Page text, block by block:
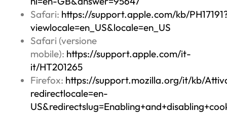
Safari: https://support.apple.com/kb/
viewlocale=en_US&locale=en_US
Safari (versione
mobile): https://support.apple.com/it-
it/HT201265
Firefox: https://support.mozilla.org/it/kb/
redirectlocale=en-